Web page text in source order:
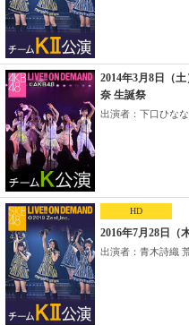
2014年3月8日（
奈 生誕祭
出演者：下口ひなな
HD
2016年7月28日（
出演者：青木詩織